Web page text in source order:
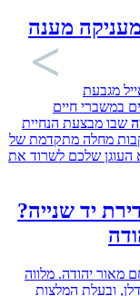
מענה
חיים
‏הנחיית
מתקדמת של
שלכם לשרוד את
שנייה?
מלווה
המלצות